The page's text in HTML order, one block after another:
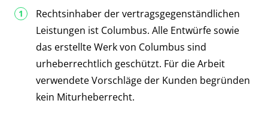
Rechtsinhaber der vertragsgegenständlichen
Leistungen ist Columbus. Alle Entwürfe sowie
das erstellte Werk von Columbus sind
urheberrechtlich geschützt. Für die Arbeit
verwendete Vorschläge der Kunden begründen
kein Miturheberrecht.